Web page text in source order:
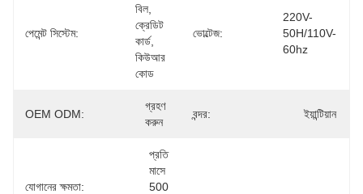
পেমেন্ট সিস্টেম:
বিল,
ক্রেডিট
কার্ড,
কিউআর
কোড
ভোল্টেজ:
220V-
50H/110V-
60hz
OEM ODM:
গ্রহণ
করুন
বন্দর: ইয়ান্টিয়ান
যোগানের ক্ষমতা:
প্রতি
মাসে
500